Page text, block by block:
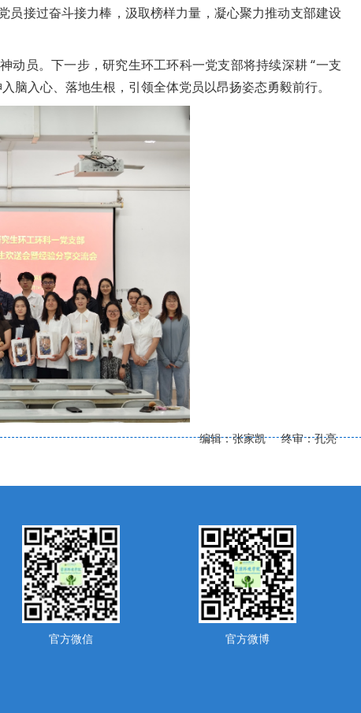
接过奋斗接力棒，汲取榜样力量，凝心聚力推动支部建设
动员。下一步，研究生环工环科一党支部将持续深耕 “一支
脑入心、落地生根，引领全体党员以昂扬姿态勇毅前行。
编辑：张家凯 终审：孔亮
官方微信 官方微博